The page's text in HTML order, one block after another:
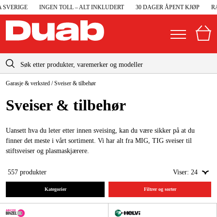
INGEN TOLL – ALT INKLUDERT 30 DAGER ÅPENT KJØP
Norge
Sverige
Danmark
Suomi
Deutschland
Maskiner og verktøy
Garasje og verksted
Maskintilbehør og forbruksvarer
Arbeidsklær og beskyttelse
Elektro og bygg
info@duab.no
Garasje & verksted /Sveiser & tilbehør
Sveiser & tilbehør
Uansett hva du leter etter innen sveising, kan du være sikker på at du
finner det meste i vårt sortiment. Vi har alt fra MIG, TIG sveiser til
stiftsveiser og plasmaskjærere.
I tillegg finner du en rekke sveisetilbehør til sveisene, som sveisehjelmer,
kabler og sveiseverktøy.
557 produkter Viser: 24
Kategorier Filtrer og sorter